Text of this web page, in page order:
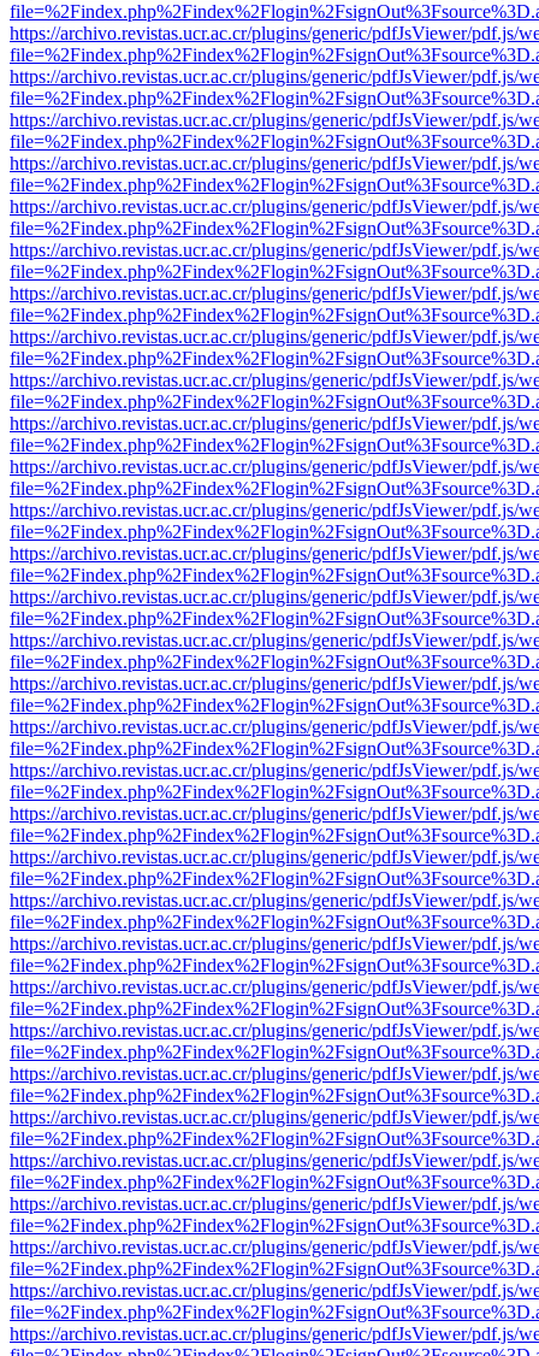
https://archivo.revistas.ucr.ac.cr/plugins/generic/pdfJsViewer/pdf.js/
https://archivo.revistas.ucr.ac.cr/plugins/generic/pdfJsViewer/pdf.js/
https://archivo.revistas.ucr.ac.cr/plugins/generic/pdfJsViewer/pdf.js/
https://archivo.revistas.ucr.ac.cr/plugins/generic/pdfJsViewer/pdf.js/
https://archivo.revistas.ucr.ac.cr/plugins/generic/pdfJsViewer/pdf.js/
https://archivo.revistas.ucr.ac.cr/plugins/generic/pdfJsViewer/pdf.js/
https://archivo.revistas.ucr.ac.cr/plugins/generic/pdfJsViewer/pdf.js/
https://archivo.revistas.ucr.ac.cr/plugins/generic/pdfJsViewer/pdf.js/
https://archivo.revistas.ucr.ac.cr/plugins/generic/pdfJsViewer/pdf.js/
https://archivo.revistas.ucr.ac.cr/plugins/generic/pdfJsViewer/pdf.js/
https://archivo.revistas.ucr.ac.cr/plugins/generic/pdfJsViewer/pdf.js/
https://archivo.revistas.ucr.ac.cr/plugins/generic/pdfJsViewer/pdf.js/
https://archivo.revistas.ucr.ac.cr/plugins/generic/pdfJsViewer/pdf.js/
https://archivo.revistas.ucr.ac.cr/plugins/generic/pdfJsViewer/pdf.js/
https://archivo.revistas.ucr.ac.cr/plugins/generic/pdfJsViewer/pdf.js/
https://archivo.revistas.ucr.ac.cr/plugins/generic/pdfJsViewer/pdf.js/
https://archivo.revistas.ucr.ac.cr/plugins/generic/pdfJsViewer/pdf.js/
https://archivo.revistas.ucr.ac.cr/plugins/generic/pdfJsViewer/pdf.js/
https://archivo.revistas.ucr.ac.cr/plugins/generic/pdfJsViewer/pdf.js/
https://archivo.revistas.ucr.ac.cr/plugins/generic/pdfJsViewer/pdf.js/
https://archivo.revistas.ucr.ac.cr/plugins/generic/pdfJsViewer/pdf.js/
https://archivo.revistas.ucr.ac.cr/plugins/generic/pdfJsViewer/pdf.js/
https://archivo.revistas.ucr.ac.cr/plugins/generic/pdfJsViewer/pdf.js/
https://archivo.revistas.ucr.ac.cr/plugins/generic/pdfJsViewer/pdf.js/
https://archivo.revistas.ucr.ac.cr/plugins/generic/pdfJsViewer/pdf.js/
https://archivo.revistas.ucr.ac.cr/plugins/generic/pdfJsViewer/pdf.js/
https://archivo.revistas.ucr.ac.cr/plugins/generic/pdfJsViewer/pdf.js/
https://archivo.revistas.ucr.ac.cr/plugins/generic/pdfJsViewer/pdf.js/
https://archivo.revistas.ucr.ac.cr/plugins/generic/pdfJsViewer/pdf.js/
https://archivo.revistas.ucr.ac.cr/plugins/generic/pdfJsViewer/pdf.js/
https://archivo.revistas.ucr.ac.cr/plugins/generic/pdfJsViewer/pdf.js/